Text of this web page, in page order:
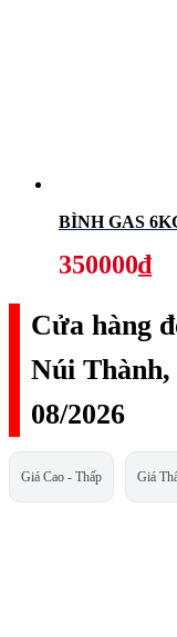
BÌNH GAS
350000₫
Cửa hàng
Núi
08/2026
Giá Cao - Thấp Giá